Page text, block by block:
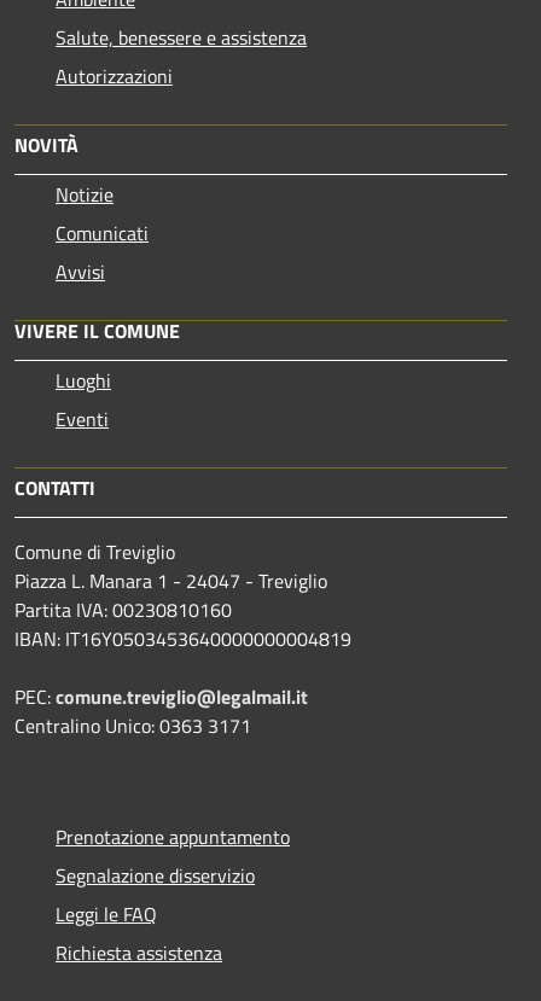
Salute, benessere e assistenza
Autorizzazioni
NOVITÀ
Notizie
Comunicati
Avvisi
VIVERE IL COMUNE
Luoghi
Eventi
CONTATTI
Comune di Treviglio
Piazza L. Manara 1 - 24047 - Treviglio
Partita IVA: 00230810160
IBAN: IT16Y0503453640000000004819
PEC:comune.treviglio@legalmail.it
Centralino Unico: 0363 3171
Prenotazione appuntamento
Segnalazione disservizio
Leggi le FAQ
Richiesta assistenza